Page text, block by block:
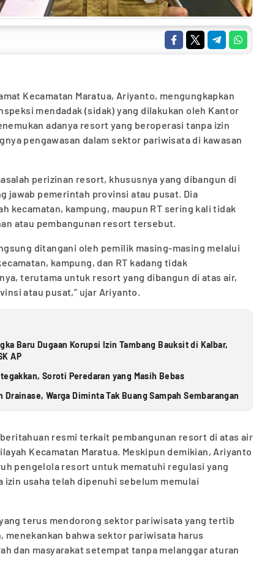
Kecamatan Maratua, Ariyanto, mengungkapkan
mendadak (sidak) yang dilakukan oleh Kantor
adanya resort yang beroperasi tanpa izin
pengawasan dalam sektor pariwisata di kawasan
perizinan resort, khususnya yang dibangun di
jawab pemerintah provinsi atau pusat. Dia
kecamatan, kampung, maupun RT sering kali tidak
atau pembangunan resort tersebut.
ditangani oleh pemilik masing-masing melalui
kampung, dan RT kadang tidak
terutama untuk resort yang dibangun di atas air,
atau pusat,” ujar Ariyanto.
Baru Dugaan Korupsi Izin Tambang Bauksit di Kalbar,
AP
Soroti Peredaran yang Masih Bebas
Warga Diminta Tak Buang Sampah Sembarangan
resmi terkait pembangunan resort di atas air
Kecamatan Maratua. Meskipun demikian, Ariyanto
pengelola resort untuk mematuhi regulasi yang
izin usaha telah dipenuhi sebelum memulai
terus mendorong sektor pariwisata yang tertib
bahwa sektor pariwisata harus
dan masyarakat setempat tanpa melanggar aturan